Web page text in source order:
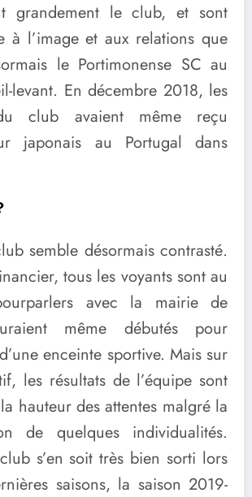
grandement le club, et sont
à l’image et aux relations que
le Portimonense SC au
levant. En décembre 2018, les
club avaient même reçu
japonais au Portugal dans
semble désormais contrasté.
tous les voyants sont au
avec la mairie de
même débutés pour
enceinte sportive. Mais sur
les résultats de l’équipe sont
hauteur des attentes malgré la
de quelques individualités.
s’en soit très bien sorti lors
saisons, la saison 2019-